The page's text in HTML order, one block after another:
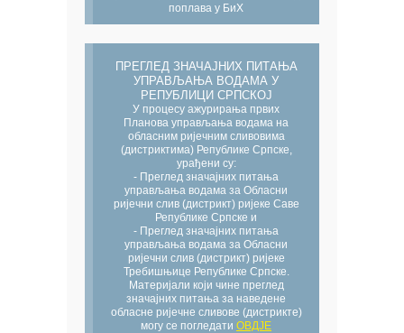
поплава у БиХ
ПРЕГЛЕД ЗНАЧАЈНИХ ПИТАЊА
УПРАВЉАЊА ВОДАМА У
РЕПУБЛИЦИ СРПСКОЈ
У процесу ажурирања првих
Планова управљања водама на
обласним ријечним сливовима
(дистриктима) Републике Српске,
урађени су:
- Преглед значајних питања
управљања водама за Обласни
ријечни слив (дистрикт) ријеке Саве
Републике Српске и
- Преглед значајних питања
управљања водама за Обласни
ријечни слив (дистрикт) ријеке
Требишњице Републике Српске.
Материјали који чине преглед
значајних питања за наведене
обласне ријечне сливове (дистрикте)
могу се погледати ОВДЈЕ